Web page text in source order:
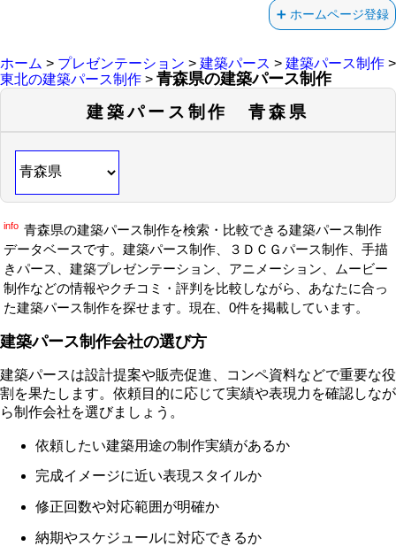
ホームページ登録
ホーム > プレゼンテーション > 建築パース > 建築パース制作 >
東北の建築パース制作 > 青森県の建築パース制作
建築パース制作 青森県
info 青森県の建築パース制作を検索・比較できる建築パース制作
データベースです。建築パース制作、３ＤＣＧパース制作、手描
きパース、建築プレゼンテーション、アニメーション、ムービー
制作などの情報やクチコミ・評判を比較しながら、あなたに合っ
た建築パース制作を探せます。現在、0件を掲載しています。
建築パース制作会社の選び方
建築パースは設計提案や販売促進、コンペ資料などで重要な役
割を果たします。依頼目的に応じて実績や表現力を確認しなが
ら制作会社を選びましょう。
依頼したい建築用途の制作実績があるか
完成イメージに近い表現スタイルか
修正回数や対応範囲が明確か
納期やスケジュールに対応できるか